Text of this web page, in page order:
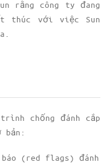
rằng công ty đang
thúc với việc Sun
chống đánh cắp
bản:
báo (red flags) đánh